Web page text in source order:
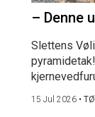
– Denne
Slettens
15 Jul 2026 •